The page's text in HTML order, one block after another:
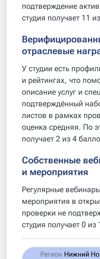
подтверждение
студия получает 11
отраслевые
У студии есть
и рейтингах, что
описание услуг и
подтверждённый
листов в рамках
оценка средняя. По
получает 2 из 4
Собственные
и мероприятия
Регулярные
мероприятия в
проверки не
студия получает 0 из
Регион Нижний